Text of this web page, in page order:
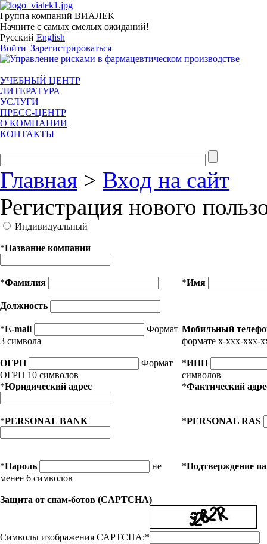
Группа компаний ВИАЛЕК
Начните с самых смелых ожиданий!
Русский English
Войти| Зарегистрироваться
УЧЕБНЫЙ ЦЕНТР
ЛИТЕРАТУРА
УСЛУГИ
ПРЕСС-ЦЕНТР
О КОМПАНИИ
КОНТАКТЫ
Главная > Вход на сайт
Регистрация нового
Индивидуальный
*Название компании
*Фамилия *Имя
Должность
*E-mail
Формат
3 символа
Мобильный
формате x-xxx-xxx-
ОГРН
Формат
ОГРН 10 символов
*ИНН
символов
*Юридический адрес *Фактический
*PERSONAL BANK *PERSONAL RAS
*Пароль
не
менее 6 символов
*Подтверждение
Защита от спам-ботов (CAPTCHA)
Символы изображения CAPTCHA:*